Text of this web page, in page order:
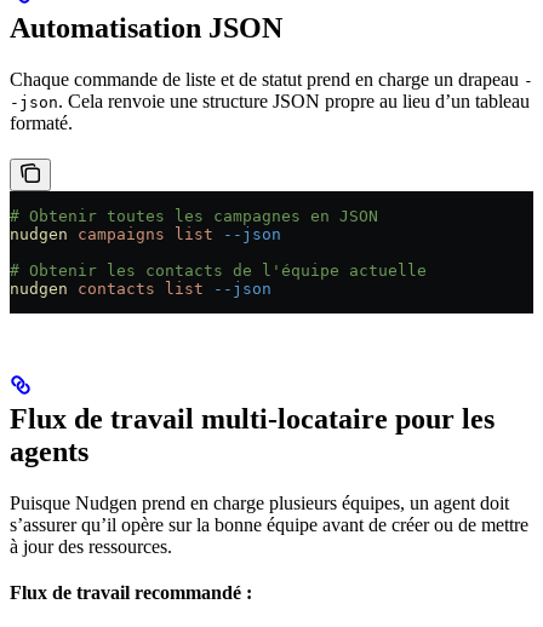
Automatisation JSON
Chaque commande de liste et de statut prend en charge un drapeau -
-json. Cela renvoie une structure JSON propre au lieu d’un tableau
formaté.
# Obtenir toutes les campagnes en JSON
nudgen campaigns list --json
# Obtenir les contacts de l'équipe actuelle
nudgen contacts list --json
Flux de travail multi-locataire pour les
agents
Puisque Nudgen prend en charge plusieurs équipes, un agent doit
s’assurer qu’il opère sur la bonne équipe avant de créer ou de mettre
à jour des ressources.
Flux de travail recommandé :